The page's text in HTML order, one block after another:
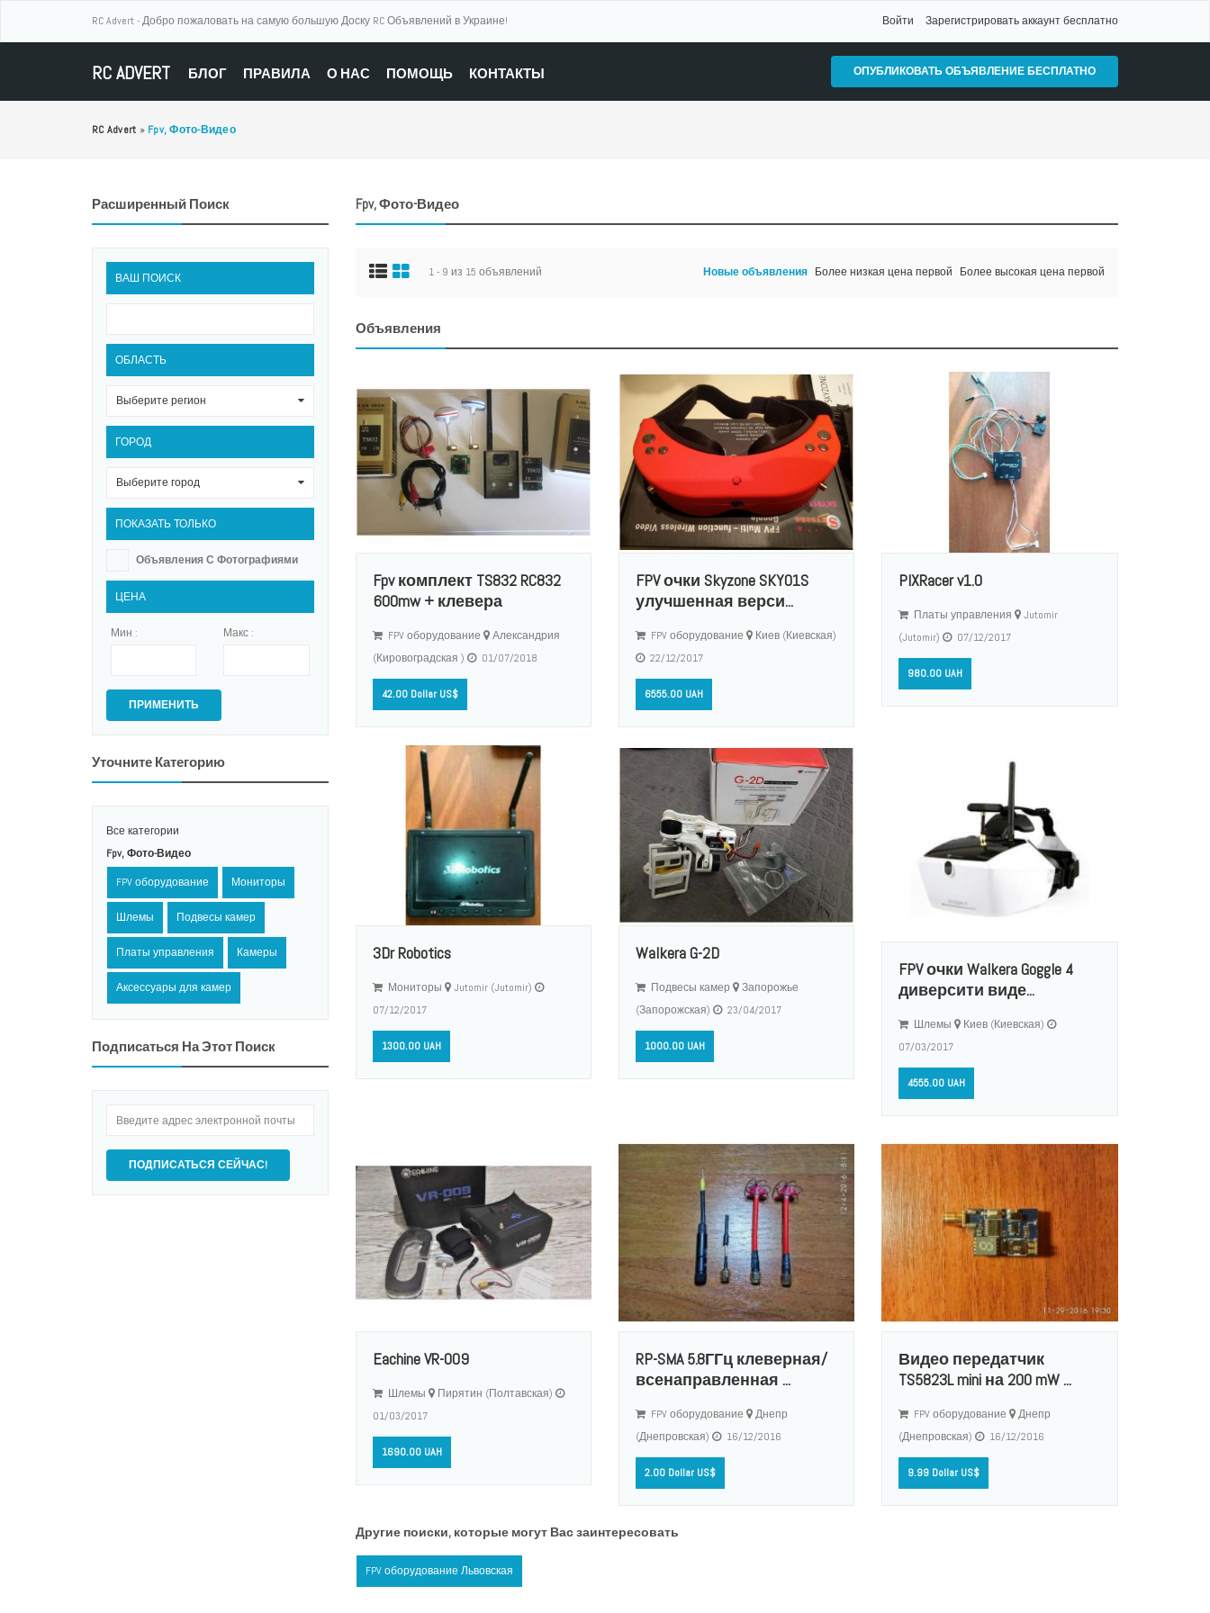
RC Advert - Добро пожаловать на самую большую Доску RC Объявлений в Украине! Войти Зарегистрировать аккаунт бесплатно
RC ADVERT БЛОГ ПРАВИЛА О НАС ПОМОЩЬ КОНТАКТЫ ОПУБЛИКОВАТЬ ОБЪЯВЛЕНИЕ БЕСПЛАТНО
RC Advert » Fpv, Фото-Видео
Расширенный Поиск
ВАШ ПОИСК
ОБЛАСТЬ
Выберите регион
ГОРОД
Выберите город
ПОКАЗАТЬ ТОЛЬКО
Объявления С Фотографиями
ЦЕНА
Мин : Макс :
ПРИМЕНИТЬ
Уточните Категорию
Все категории
Fpv, Фото-Видео
FPV оборудование
Мониторы
Шлемы Подвесы камер
Платы управления Камеры
Аксессуары для камер
Подписаться На Этот Поиск
ПОДПИСАТЬСЯ СЕЙЧАС!
Fpv, Фото-Видео
1 - 9 из 15 объявлений Новые объявления Более низкая цена первой Более высокая цена первой
Объявления
Fpv комплект TS832 RC832
600mw + клевера
FPV оборудование
Александрия
(Кировоградская )
01/07/2018
42.00 Dollar US$
FPV очки Skyzone SKY01S
улучшенная верси...
FPV оборудование
Киев (Киевская)
22/12/2017
6555.00 UAH
PIXRacer v1.0
Платы управления
Jutomir
(Jutomir)
07/12/2017
980.00 UAH
3Dr Robotics
Мониторы
Jutomir (Jutomir)
07/12/2017
1300.00 UAH
Walkera G-2D
Подвесы камер
Запорожье
(Запорожская)
23/04/2017
1000.00 UAH
FPV очки Walkera Goggle 4
диверсити виде...
Шлемы
Киев (Киевская)
07/03/2017
4555.00 UAH
Eachine VR-009
Шлемы
Пирятин (Полтавская)
01/03/2017
1690.00 UAH
RP-SMA 5.8ГГц клеверная/
всенаправленная ...
FPV оборудование
Днепр
(Днепровская)
16/12/2016
2.00 Dollar US$
Видео передатчик
TS5823L mini на 200 mW ...
FPV оборудование
Днепр
(Днепровская)
16/12/2016
9.99 Dollar US$
Другие поиски, которые могут Вас заинтересовать
FPV оборудование Львовская